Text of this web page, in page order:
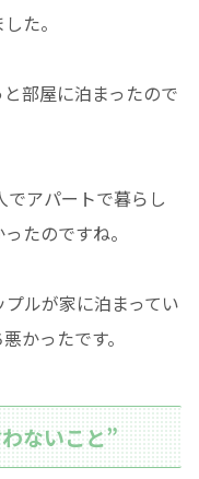
た。
部屋に泊まったので
アパートで暮らし
たのですね。
ルが家に泊まってい
かったです。
ないこと”